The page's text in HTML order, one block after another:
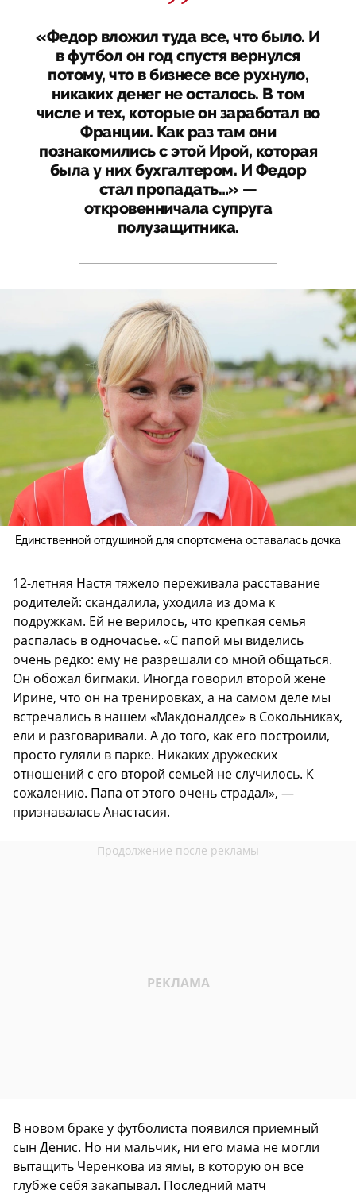
«Федор вложил туда все, что было. И
в футбол он год спустя вернулся
потому, что в бизнесе все рухнуло,
никаких денег не осталось. В том
числе и тех, которые он заработал во
Франции. Как раз там они
познакомились с этой Ирой, которая
была у них бухгалтером. И Федор
стал пропадать…» —
откровенничала супруга
полузащитника.
Единственной отдушиной для спортсмена оставалась дочка
12-летняя Настя тяжело переживала расставание
родителей: скандалила, уходила из дома к
подружкам. Ей не верилось, что крепкая семья
распалась в одночасье. «С папой мы виделись
очень редко: ему не разрешали со мной общаться.
Он обожал бигмаки. Иногда говорил второй жене
Ирине, что он на тренировках, а на самом деле мы
встречались в нашем «Макдоналдсе» в Сокольниках,
ели и разговаривали. А до того, как его построили,
просто гуляли в парке. Никаких дружеских
отношений с его второй семьей не случилось. К
сожалению. Папа от этого очень страдал», —
признавалась Анастасия.
В новом браке у футболиста появился приемный
сын Денис. Но ни мальчик, ни его мама не могли
вытащить Черенкова из ямы, в которую он все
глубже себя закапывал. Последний матч